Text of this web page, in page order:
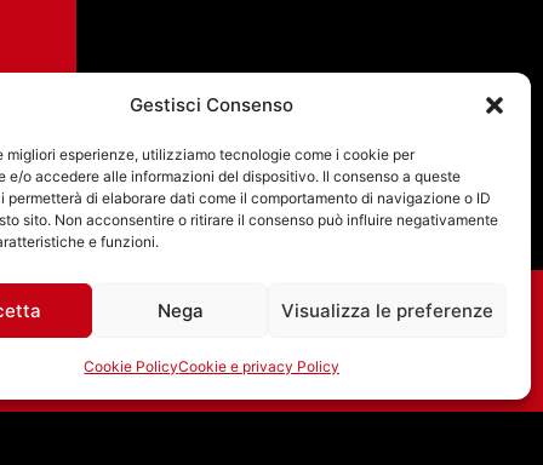
Gestisci Consenso
migliori esperienze, utilizziamo tecnologie come i cookie per
e/o accedere alle informazioni del dispositivo. Il consenso a queste
permetterà di elaborare dati come il comportamento di navigazione o ID
sito. Non acconsentire o ritirare il consenso può influire negativamente
e funzioni.
Nega Visualizza le preferenze
Cookie PolicyCookie e privacy Policy